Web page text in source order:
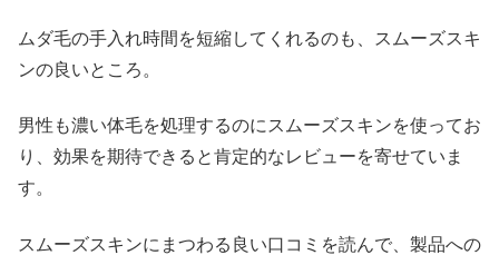
ムダ毛の手入れ時間を短縮してくれるのも、スムーズスキ
ンの良いところ。
男性も濃い体毛を処理するのにスムーズスキンを使ってお
り、効果を期待できると肯定的なレビューを寄せていま
す。
スムーズスキンにまつわる良い口コミを読んで、製品への